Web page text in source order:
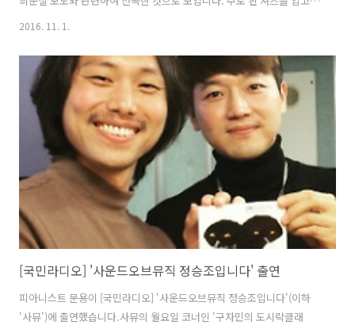
있는 그녀의 사진이 언론에 보도되곤 했는데, 공교롭게도 'There walks
곡 의도가 더욱 돋보입니다. 'Stairway to Heaven'은 레드제플린(Led
Zeppelin)의 네 번째 앨범 (1971)에 수록된 곡으로 로버트 플랜트
(Robert Plant)와 지미 페이지(Jimmy Page)가 쓴 곡입니다. 이 곡이 수
록된 앨범은 실제로는 제목 없이 발표되었으며 상업적,..
2016. 11. 1.
[국민라디오] '사운드오브뮤직 정승조입니다' 출연
피아니스트 문용이 [국민라디오] '사운드오브뮤직 정승조입니다'(이하
'사뮤')에 출연했습니다.사뮤의 월요일 코너인 '구자민의 도시락클래